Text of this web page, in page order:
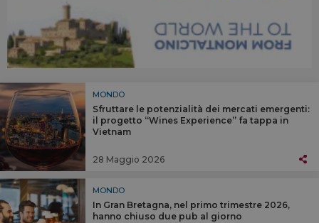
MONDO
Sfruttare le potenzialità dei mercati emergenti:
il progetto “Wines Experience” fa tappa in
Vietnam
28 Maggio 2026
MONDO
In Gran Bretagna, nel primo trimestre 2026,
hanno chiuso due pub al giorno